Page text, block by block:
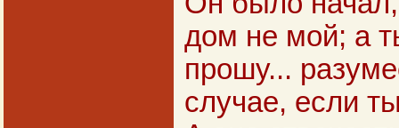
дом не мой; а
прошу...
случае, если